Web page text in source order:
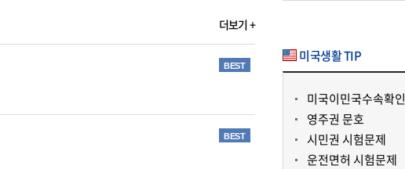
더보기 +
BEST
BEST
미국생활 TIP
미국이민국수속확인
영주권 문호
시민권 시험문제
운전면허 시험문제